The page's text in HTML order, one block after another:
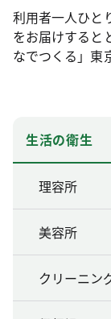
利用者一人ひと
をお届けすると
なでつくる」東
生活の衛生
理容所
美容所
クリーニン